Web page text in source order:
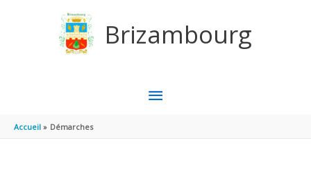
Brizambourg
MENU
Accueil Démarches